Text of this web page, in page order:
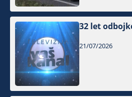
32 let
21/07/2026